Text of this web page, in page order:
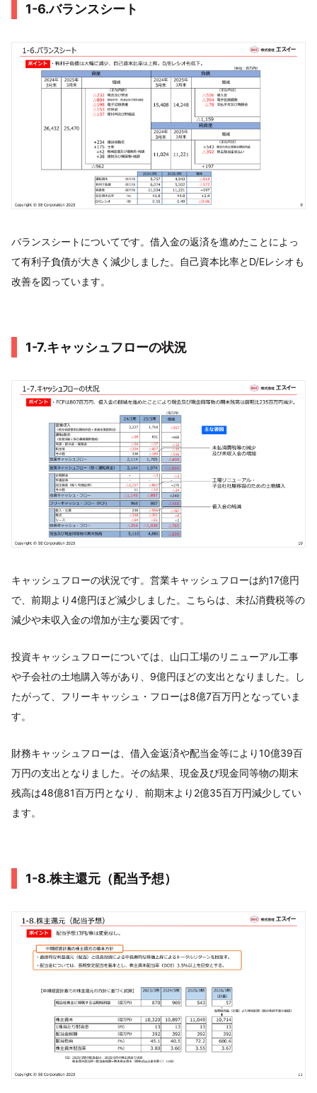
1-6.バランスシート
バランスシートについてです。借入金の返済を進めたことによっ
て有利子負債が大きく減少しました。自己資本比率とD/Eレシオも
改善を図っています。
1-7.キャッシュフローの状況
キャッシュフローの状況です。営業キャッシュフローは約17億円
で、前期より4億円ほど減少しました。こちらは、未払消費税等の
減少や未収入金の増加が主な要因です。
投資キャッシュフローについては、山口工場のリニューアル工事
や子会社の土地購入等があり、9億円ほどの支出となりました。し
たがって、フリーキャッシュ・フローは8億7百万円となっていま
す。
財務キャッシュフローは、借入金返済や配当金等により10億39百
万円の支出となりました。その結果、現金及び現金同等物の期末
残高は48億81百万円となり、前期末より2億35百万円減少してい
ます。
1-8.株主還元（配当予想）